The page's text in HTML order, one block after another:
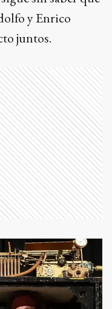
y Enrico
juntos.